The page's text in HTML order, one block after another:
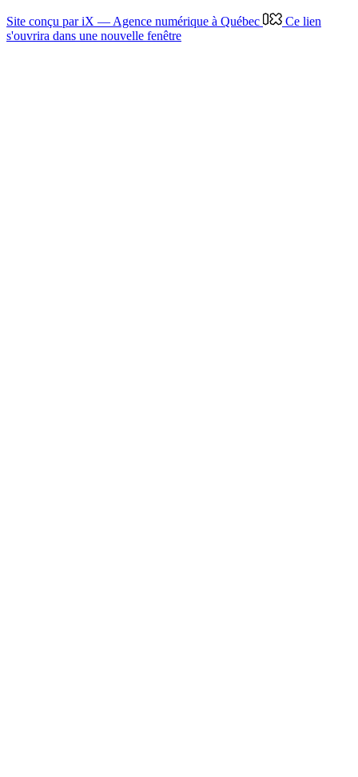
Site conçu par iX — Agence numérique à Québec
Ce lien
s'ouvrira dans une nouvelle fenêtre